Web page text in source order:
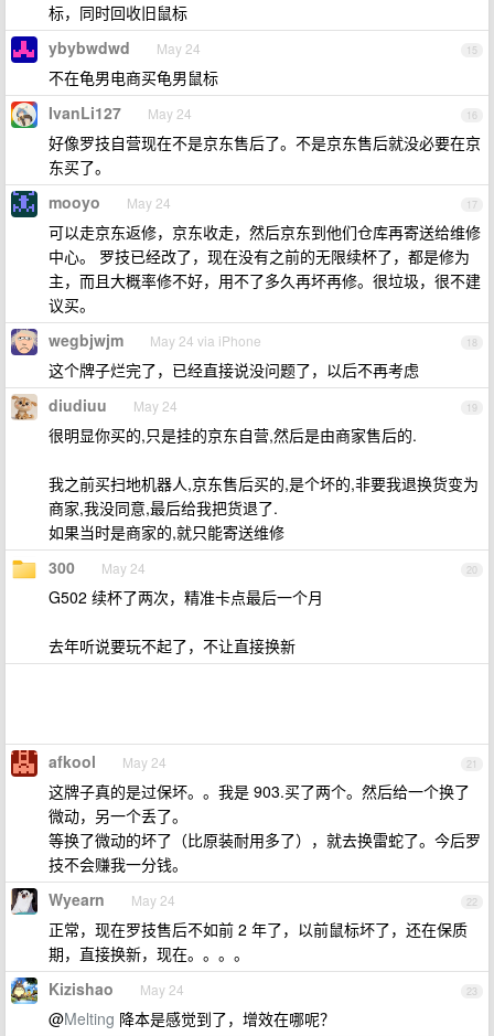
标，同时回收旧鼠标
15
ybybwdwd May 24
不在龟男电商买龟男鼠标
16
IvanLi127 May 24
好像罗技自营现在不是京东售后了。不是京东售后就没必要在京
东买了。
17
mooyo May 24
可以走京东返修，京东收走，然后京东到他们仓库再寄送给维修
中心。 罗技已经改了，现在没有之前的无限续杯了，都是修为
主，而且大概率修不好，用不了多久再坏再修。很垃圾，很不建
议买。
18
wegbjwjm May 24 via iPhone
这个牌子烂完了，已经直接说没问题了，以后不再考虑
19
diudiuu May 24
很明显你买的,只是挂的京东自营,然后是由商家售后的.
我之前买扫地机器人,京东售后买的,是个坏的,非要我退换货变为
商家,我没同意,最后给我把货退了.
如果当时是商家的,就只能寄送维修
20
300 May 24
G502 续杯了两次，精准卡点最后一个月
去年听说要玩不起了，不让直接换新
21
afkool May 24
这牌子真的是过保坏。。我是 903.买了两个。然后给一个换了
微动，另一个丢了。
等换了微动的坏了（比原装耐用多了），就去换雷蛇了。今后罗
技不会赚我一分钱。
22
Wyearn May 24
正常，现在罗技售后不如前 2 年了，以前鼠标坏了，还在保质
期，直接换新，现在。。。。
23
Kizishao May 24
@Melting 降本是感觉到了，增效在哪呢？